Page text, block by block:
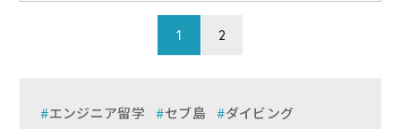
1 2
エンジニア留学 セブ島 ダイビング